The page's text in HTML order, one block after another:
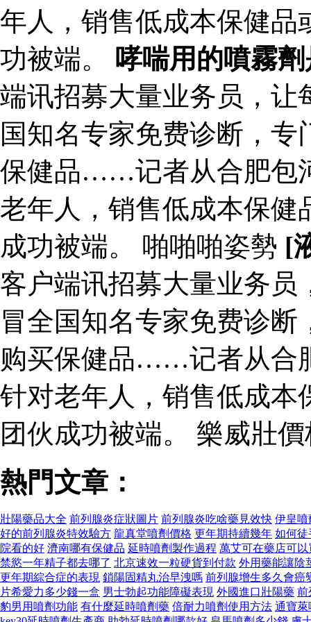
年人，销售低成本保健品
功被端。
哮喘用的噴霧
端讯招募大量业务员，让
国知名专家免费诊断，
保健品……记者从合肥包
老年人，销售低成本保健
成功被端。 啪啪啪姿勢 [
客户端讯招募大量业务员
冒全国知名专家免费诊
购买保健品……记者从合
针对老年人，销售低成本
团伙成功被端。 樂威壯
熱門文章：
壯陽藥品大全 前列腺炎症狀圖片 前列腺炎吃啥藥見效快 伊皇噴
好的前列腺炎特效驗方 龍真堂噴劑價格 更年期持續幾年 如何徒
院看的好 濟南哪有保健品 延時噴劑製作過程 萬艾可在藥店可以
禁慾一年精子都去哪了 北京速效一粒硬貨到付款 外用藥能讓陰
更年期綜合症的表現 鎖陽固精丸治早洩嗎 前列腺增生多久會癌
片希愛力多少錢一盒 男士勃起功能障礙表現 外國進口壯陽藥 前
豹男用噴劑功能 有什麼延時噴劑藥 倍耐力噴劑使用方法 通寶萊